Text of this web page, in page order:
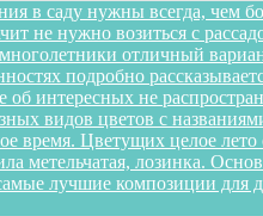
в саду нужны всегда, чем
нужно возиться с
отличный
подробно
интересных не
видов цветов с
время. Цветущих целое
метельчатая, лозинка.
лучшие композиции для